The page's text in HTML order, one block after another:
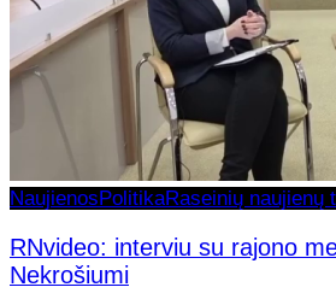
NaujienosPolitikaRaseinių naujienų
RNvideo: interviu su rajono
Nekrošiumi